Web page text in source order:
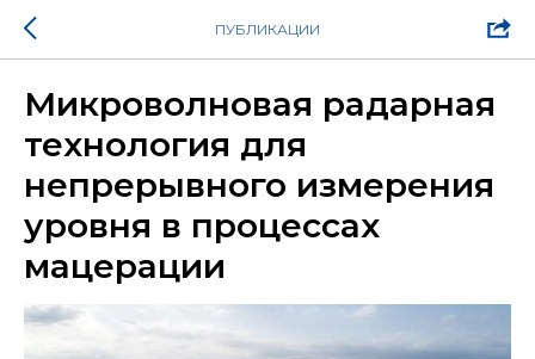
ПУБЛИКАЦИИ
Микроволновая радарная
технология для
непрерывного измерения
уровня в процессах
мацерации